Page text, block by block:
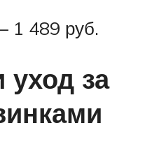
1 489 руб.
за